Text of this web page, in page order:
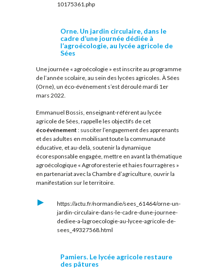
10175361.php
Orne. Un jardin circulaire, dans le
cadre d’une journée dédiée à
l’agroécologie, au lycée agricole de
Sées
Une journée « agroécologie » est inscrite au programme
de l’année scolaire, au sein des lycées agricoles. À Sées
(Orne), un éco-événement s’est déroulé mardi 1er
mars 2022.
Emmanuel Bossis, enseignant-référent au lycée
agricole de Sées, rappelle les objectifs de cet
écoévénement : susciter l’engagement des apprenants
et des adultes en mobilisant toute la communauté
éducative, et au-delà, soutenir la dynamique
écoresponsable engagée, mettre en avant la thématique
agroécologique « Agroforesterie et haies fourragères »
en partenariat avec la Chambre d’agriculture, ouvrir la
manifestation sur le territoire.
https://actu.fr/normandie/sees_61464/orne-un-
jardin-circulaire-dans-le-cadre-dune-journee-
dediee-a-lagroecologie-au-lycee-agricole-de-
sees_49327568.html
Pamiers. Le lycée agricole restaure
des pâtures